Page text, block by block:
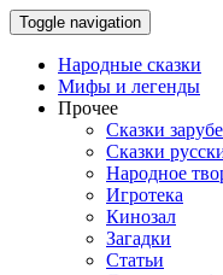
Toggle navigation
Народные сказки
Мифы и легенды
Прочее
Сказки
Сказки
Народное
Игротека
Кинозал
Загадки
Статьи